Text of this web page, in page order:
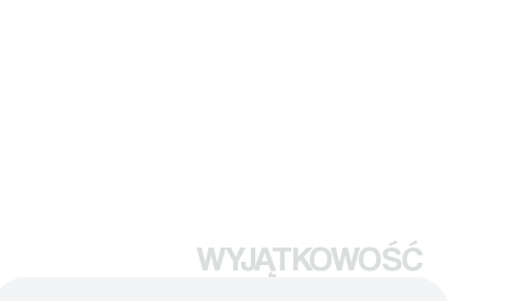
WYJĄTKOWOŚĆ